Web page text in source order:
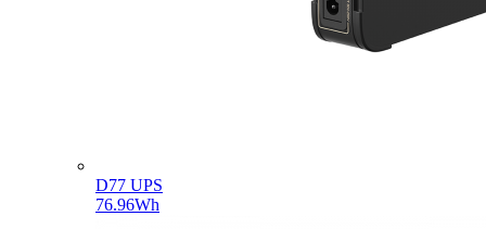
D77 UPS
76.96Wh